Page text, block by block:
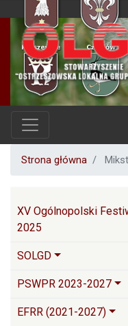
Strona główna
Główna nawigacja
XV Ogólnopolski
2025
SOLGD
PSWPR 2023-2027
EFRR (2021-2027)